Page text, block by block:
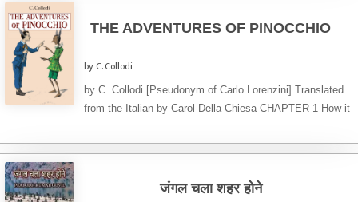
THE ADVENTURES OF PINOCCHIO
by C. Collodi
by C. Collodi [Pseudonym of Carlo Lorenzini] Translated
from the Italian by Carol Della Chiesa CHAPTER 1 How it
जंगल चला शहर होने